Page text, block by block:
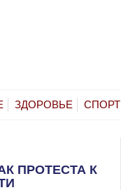
ЗДОРОВЬЕ СПОРТ
ПРОТЕСТА К